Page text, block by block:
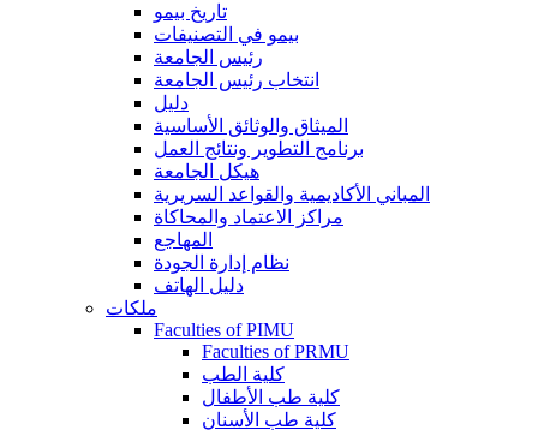
تاريخ بيمو
بيمو في التصنيفات
رئيس الجامعة
انتخاب رئيس الجامعة
دليل
الميثاق والوثائق الأساسية
برنامج التطوير ونتائج العمل
هيكل الجامعة
المباني الأكاديمية والقواعد السريرية
مراكز الاعتماد والمحاكاة
المهاجع
نظام إدارة الجودة
دليل الهاتف
ملكات
Faculties of PIMU
Faculties of PRMU
كلية الطب
كلية طب الأطفال
كلية طب الأسنان